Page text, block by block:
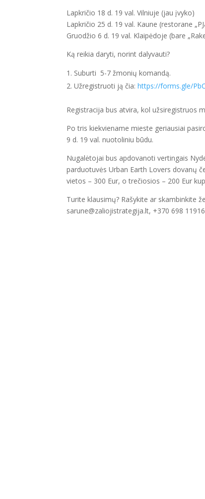
Lapkričio 18 d. 19 val. Vilniuje (jau įvyko)
Lapkričio 25 d. 19 val. Kaune (restorane
Gruodžio 6 d. 19 val. Klaipėdoje (bare
Ką reikia daryti, norint dalyvauti?
Suburti 5-7 žmonių komandą.
Užregistruoti ją čia:https://forms.gle/
Registracija bus atvira, kol užsiregistruos
Po tris kiekviename mieste geriausiai
9 d. 19 val. nuotoliniu būdu.
Nugalėtojai bus apdovanoti vertingais
parduotuvės Urban Earth Lovers dovanų
vietos – 300 Eur, o trečiosios – 200 Eur
Turite klausimų? Rašykite ar skambinkite
sarune@zaliojistrategija.lt, +370 698 11916